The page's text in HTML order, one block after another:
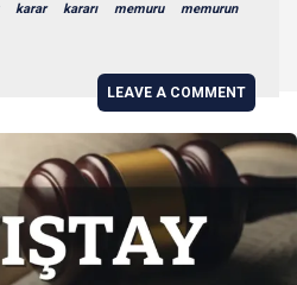
karar kararı memuru memurun
LEAVE A COMMENT